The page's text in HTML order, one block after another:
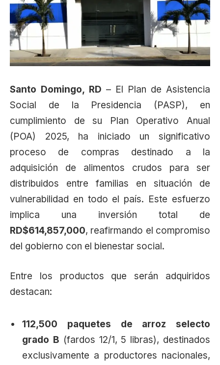
Santo Domingo, RD – El Plan de Asistencia
Social de la Presidencia (PASP), en
cumplimiento de su Plan Operativo Anual
(POA) 2025, ha iniciado un significativo
proceso de compras destinado a la
adquisición de alimentos crudos para ser
distribuidos entre familias en situación de
vulnerabilidad en todo el país. Este esfuerzo
implica una inversión total de
RD$614,857,000, reafirmando el compromiso
del gobierno con el bienestar social.
Entre los productos que serán adquiridos
destacan:
112,500 paquetes de arroz selecto
grado B (fardos 12/1, 5 libras), destinados
exclusivamente a productores nacionales,